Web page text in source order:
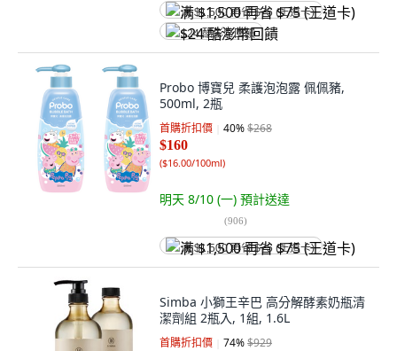
满 $1,500 再省 $75 (王道卡)
$24 酷澎幣回饋
Probo 博寶兒 柔護泡泡露 佩佩豬,
500ml, 2瓶
首購折扣價 40%$268
$160
($16.00/100ml)
明天 8/10 (一) 預計送達
(906)
满 $1,500 再省 $75 (王道卡)
Simba 小獅王辛巴 高分解酵素奶瓶清
潔劑組 2瓶入, 1組, 1.6L
首購折扣價 74%$929